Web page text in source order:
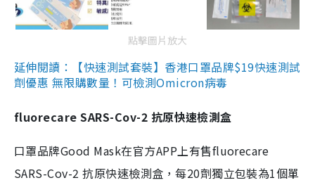
點擊圖片放大
延伸閱讀：【快速測試套裝】香港口罩品牌$19快速測試
劑優惠 無限購數量！可檢測Omicron病毒
fluorecare SARS-Cov-2 抗原快速檢測盒
口罩品牌Good Mask在官方APP上有售fluorecare
SARS-Cov-2 抗原快速檢測盒，每20劑獨立包裝為1個單